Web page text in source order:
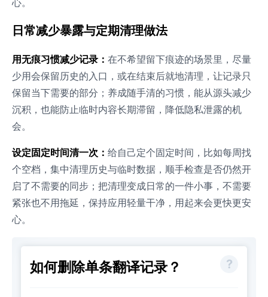
心。
日常减少暴露与定期清理做法
用无痕习惯减少记录： 在不希望留下痕迹的场景里，尽量
少用会保留历史的入口，或在结束后就地清理，让记录只
保留当下需要的部分；养成随手清的习惯，能从源头减少
沉积，也能防止临时内容长期滞留，降低隐私泄露的机
会。
设定固定时间清一次： 给自己定个固定时间，比如每周找
个空档，集中清理历史与临时数据，顺手检查是否仍然开
启了不需要的同步；把清理变成日常的一件小事，不需要
紧张也不用拖延，保持应用轻量干净，用起来会更快更安
心。
如何删除单条翻译记录？